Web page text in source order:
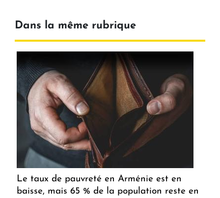
Dans la même rubrique
Le taux de pauvreté en Arménie est en
baisse, mais 65 % de la population reste en